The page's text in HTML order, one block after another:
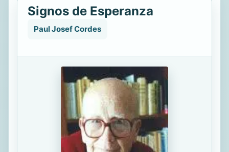
Signos de Esperanza
Paul Josef Cordes